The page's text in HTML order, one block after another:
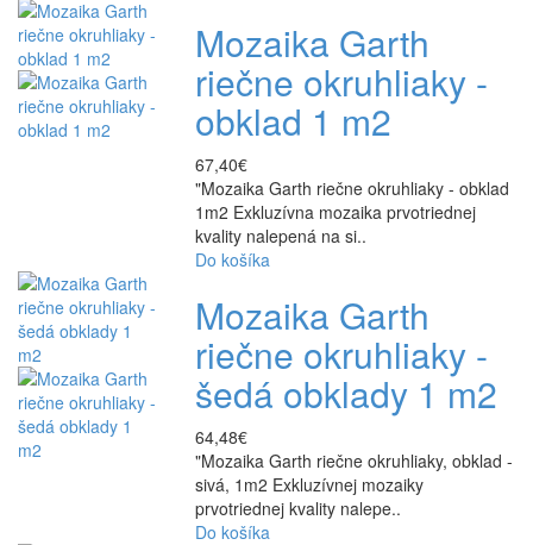
Mozaika Garth
riečne okruhliaky -
obklad 1 m2
67,40€
"Mozaika Garth riečne okruhliaky - obklad
1m2 Exkluzívna mozaika prvotriednej
kvality nalepená na si..
Do košíka
Mozaika Garth
riečne okruhliaky -
šedá obklady 1 m2
64,48€
"Mozaika Garth riečne okruhliaky, obklad -
sivá, 1m2 Exkluzívnej mozaiky
prvotriednej kvality nalepe..
Do košíka